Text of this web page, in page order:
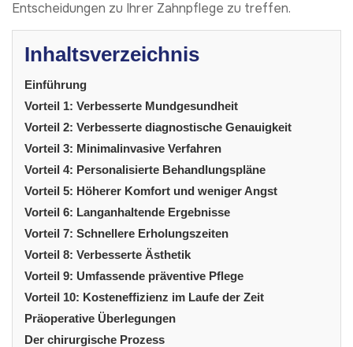
Entscheidungen zu Ihrer Zahnpflege zu treffen.
Inhaltsverzeichnis
Einführung
Vorteil 1: Verbesserte Mundgesundheit
Vorteil 2: Verbesserte diagnostische Genauigkeit
Vorteil 3: Minimalinvasive Verfahren
Vorteil 4: Personalisierte Behandlungspläne
Vorteil 5: Höherer Komfort und weniger Angst
Vorteil 6: Langanhaltende Ergebnisse
Vorteil 7: Schnellere Erholungszeiten
Vorteil 8: Verbesserte Ästhetik
Vorteil 9: Umfassende präventive Pflege
Vorteil 10: Kosteneffizienz im Laufe der Zeit
Präoperative Überlegungen
Der chirurgische Prozess